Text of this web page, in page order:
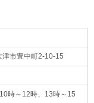
させて頂きます。領
」以外のアドレス
て頂いていた場合、
津市豊中町2-10-15
時～12時、13時～15